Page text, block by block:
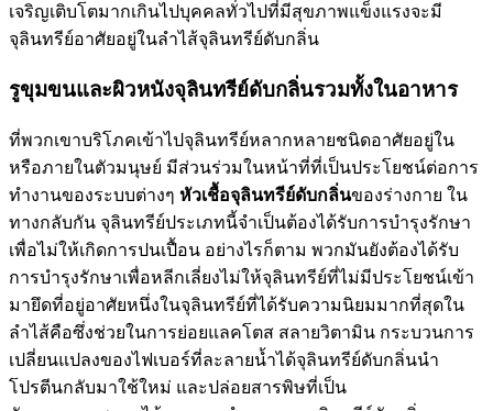
เจริญเติบโตมากเกินไปบุคคลทั่วไปที่มีสุขภาพแข็งแรงจะมี
จุลินทรีย์อาศัยอยู่ในลำไส้จุลินทรีย์ดับกลิ่น
รูขุมขนและผิวหนังจุลินทรีย์ดับกลิ่นรวมทั้งในอาหาร
ที่พวกเขาบริโภคเข้าไปจุลินทรีย์หลากหลายชนิดอาศัยอยู่ใน
หรือภายในตัวมนุษย์ มีส่วนร่วมในหน้าที่ที่เป็นประโยชน์ต่อการ
ทำงานของระบบต่างๆ หัวเชื้อจุลินทรีย์ดับกลิ่นของร่างกาย ใน
ทางกลับกัน จุลินทรีย์ประเภทนี้จำเป็นต้องได้รับการบำรุงรักษา
เพื่อไม่ให้เกิดการปนเปื้อน อย่างไรก็ตาม พวกมันยังต้องได้รับ
การบำรุงรักษาเพื่อหลีกเลี่ยงไม่ให้จุลินทรีย์ที่ไม่มีประโยชน์เข้า
มายึดที่อยู่อาศัยหนึ่งในจุลินทรีย์ที่ได้รับความนิยมมากที่สุดใน
ลำไส้คือซึ่งช่วยในการย่อยแลคโตส สลายวิตามิน กระบวนการ
เปลี่ยนแปลงของไฟเบอร์ที่ละลายน้ำได้จุลินทรีย์ดับกลิ่นนำ
โปรตีนกลับมาใช้ใหม่ และปล่อยสารพิษที่เป็น